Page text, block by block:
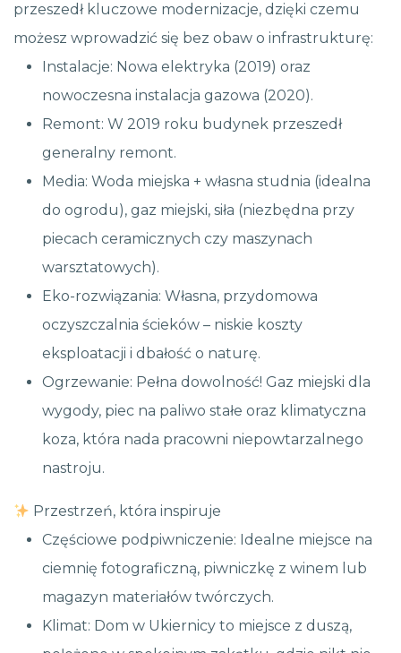
przeszedł kluczowe modernizacje, dzięki czemu
możesz wprowadzić się bez obaw o infrastrukturę:
Instalacje: Nowa elektryka (2019) oraz
nowoczesna instalacja gazowa (2020).
Remont: W 2019 roku budynek przeszedł
generalny remont.
Media: Woda miejska + własna studnia (idealna
do ogrodu), gaz miejski, siła (niezbędna przy
piecach ceramicznych czy maszynach
warsztatowych).
Eko-rozwiązania: Własna, przydomowa
oczyszczalnia ścieków – niskie koszty
eksploatacji i dbałość o naturę.
Ogrzewanie: Pełna dowolność! Gaz miejski dla
wygody, piec na paliwo stałe oraz klimatyczna
koza, która nada pracowni niepowtarzalnego
nastroju.
Przestrzeń, która inspiruje
Częściowe podpiwniczenie: Idealne miejsce na
ciemnię fotograficzną, piwniczkę z winem lub
magazyn materiałów twórczych.
Klimat: Dom w Ukiernicy to miejsce z duszą,